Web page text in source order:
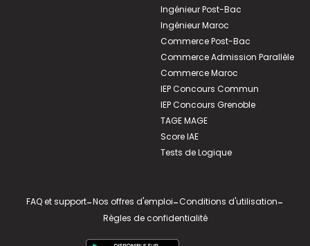
Ingénieur Post-Bac
Ingénieur Maroc
Commerce Post-Bac
Commerce Admission Parallèle
Commerce Maroc
IEP Concours Commun
IEP Concours Grenoble
TAGE MAGE
Score IAE
Tests de Logique
FAQ et support-Nos offres d'emploi-Conditions d'utilisation-
Règles de confidentialité